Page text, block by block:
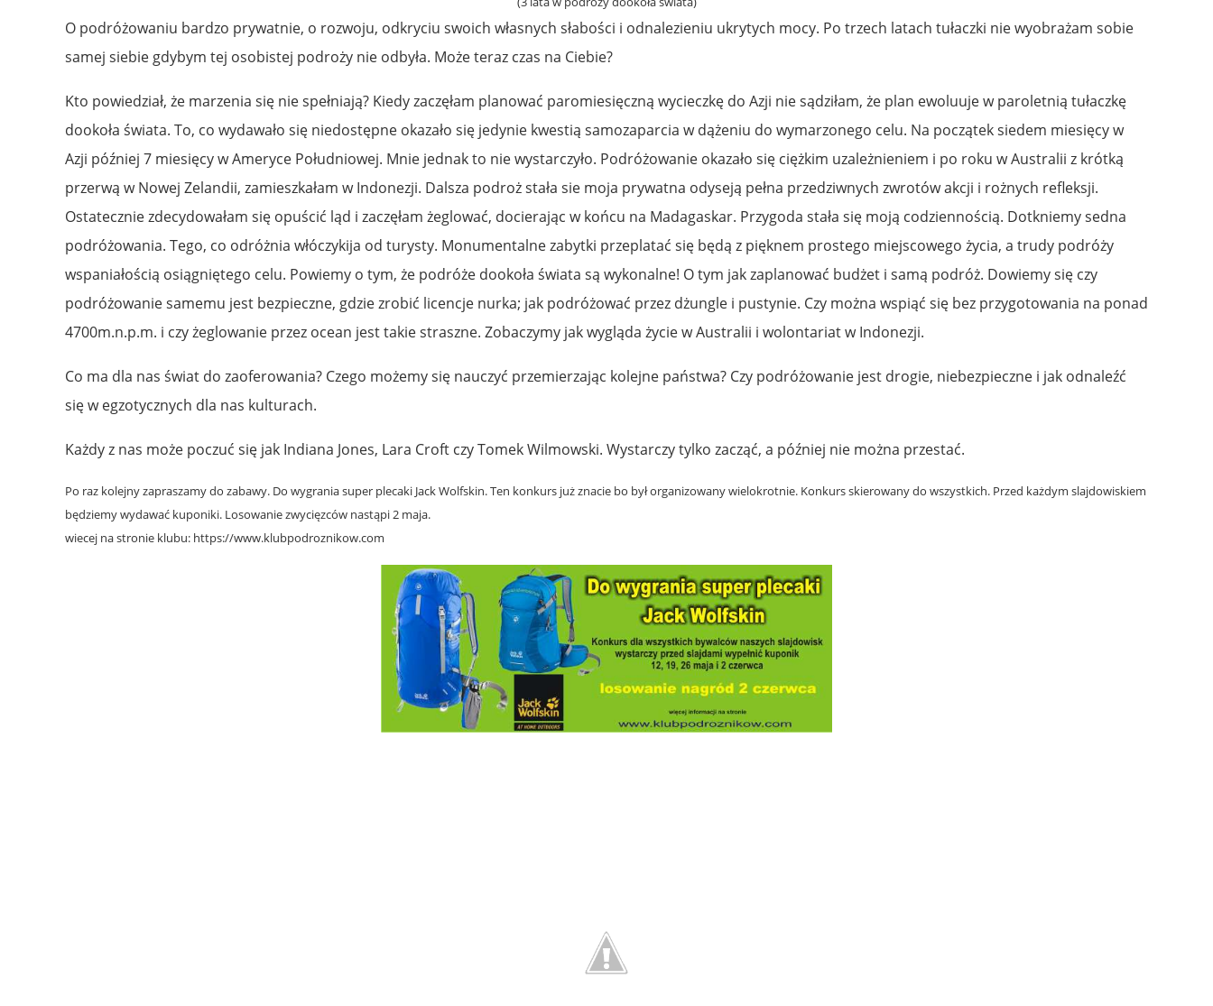
O podróżowaniu bardzo prywatnie, o rozwoju, odkryciu swoich własnych słabości i odnalezieniu ukrytych mocy. Po trzech latach tułaczki nie wyobrażam sobie
samej siebie gdybym tej osobistej podroży nie odbyła. Może teraz czas na Ciebie?
Kto powiedział, że marzenia się nie spełniają? Kiedy zaczęłam planować paromiesięczną wycieczkę do Azji nie sądziłam, że plan ewoluuje w paroletnią tułaczkę
dookoła świata. To, co wydawało się niedostępne okazało się jedynie kwestią samozaparcia w dążeniu do wymarzonego celu. Na początek siedem miesięcy w
Azji później 7 miesięcy w Ameryce Południowej. Mnie jednak to nie wystarczyło. Podróżowanie okazało się ciężkim uzależnieniem i po roku w Australii z krótką
przerwą w Nowej Zelandii, zamieszkałam w Indonezji. Dalsza podroż stała sie moja prywatna odyseją pełna przedziwnych zwrotów akcji i rożnych refleksji.
Ostatecznie zdecydowałam się opuścić ląd i zaczęłam żeglować, docierając w końcu na Madagaskar. Przygoda stała się moją codziennością. Dotkniemy sedna
podróżowania. Tego, co odróżnia włóczykija od turysty. Monumentalne zabytki przeplatać się będą z pięknem prostego miejscowego życia, a trudy podróży
wspaniałością osiągniętego celu. Powiemy o tym, że podróże dookoła świata są wykonalne! O tym jak zaplanować budżet i samą podróż. Dowiemy się czy
podróżowanie samemu jest bezpieczne, gdzie zrobić licencje nurka; jak podróżować przez dżungle i pustynie. Czy można wspiąć się bez przygotowania na ponad
4700m.n.p.m. i czy żeglowanie przez ocean jest takie straszne. Zobaczymy jak wygląda życie w Australii i wolontariat w Indonezji.
Co ma dla nas świat do zaoferowania? Czego możemy się nauczyć przemierzając kolejne państwa? Czy podróżowanie jest drogie, niebezpieczne i jak odnaleźć
się w egzotycznych dla nas kulturach.
Każdy z nas może poczuć się jak Indiana Jones, Lara Croft czy Tomek Wilmowski. Wystarczy tylko zacząć, a później nie można przestać.
Po raz kolejny zapraszamy do zabawy. Do wygrania super plecaki Jack Wolfskin. Ten konkurs już znacie bo był organizowany wielokrotnie. Konkurs skierowany do wszystkich. Przed każdym slajdowiskiem
będziemy wydawać kuponiki. Losowanie zwycięzców nastąpi 2 maja.
wiecej na stronie klubu: https://www.klubpodroznikow.com